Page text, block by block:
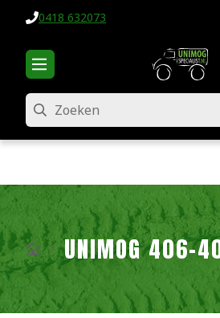
0418 632073
Zoeken
UNIMOG 406-